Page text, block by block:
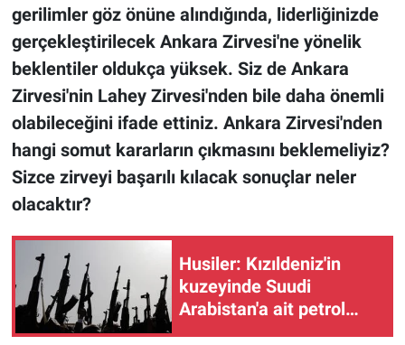
gerilimler göz önüne alındığında, liderliğinizde
gerçekleştirilecek Ankara Zirvesi'ne yönelik
beklentiler oldukça yüksek. Siz de Ankara
Zirvesi'nin Lahey Zirvesi'nden bile daha önemli
olabileceğini ifade ettiniz. Ankara Zirvesi'nden
hangi somut kararların çıkmasını beklemeliyiz?
Sizce zirveyi başarılı kılacak sonuçlar neler
olacaktır?
Husiler: Kızıldeniz'in
kuzeyinde Suudi
Arabistan'a ait petrol
gemisini çok sayıda